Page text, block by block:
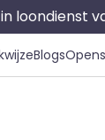
loondienst
Blogs